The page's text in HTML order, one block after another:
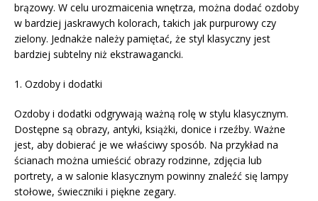
brązowy. W celu urozmaicenia wnętrza, można dodać ozdoby
w bardziej jaskrawych kolorach, takich jak purpurowy czy
zielony. Jednakże należy pamiętać, że styl klasyczny jest
bardziej subtelny niż ekstrawagancki.
1. Ozdoby i dodatki
Ozdoby i dodatki odgrywają ważną rolę w stylu klasycznym.
Dostępne są obrazy, antyki, książki, donice i rzeźby. Ważne
jest, aby dobierać je we właściwy sposób. Na przykład na
ścianach można umieścić obrazy rodzinne, zdjęcia lub
portrety, a w salonie klasycznym powinny znaleźć się lampy
stołowe, świeczniki i piękne zegary.